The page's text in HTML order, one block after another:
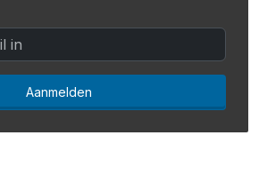
Aanmelden